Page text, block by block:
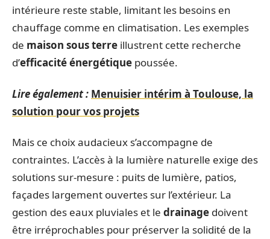
intérieure reste stable, limitant les besoins en
chauffage comme en climatisation. Les exemples
de maison sous terre illustrent cette recherche
d’efficacité énergétique poussée.
Lire également : Menuisier intérim à Toulouse, la
solution pour vos projets
Mais ce choix audacieux s’accompagne de
contraintes. L’accès à la lumière naturelle exige des
solutions sur-mesure : puits de lumière, patios,
façades largement ouvertes sur l’extérieur. La
gestion des eaux pluviales et le drainage doivent
être irréprochables pour préserver la solidité de la